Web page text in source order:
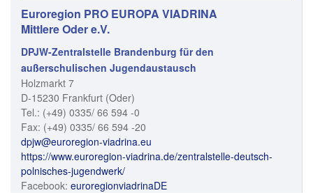
Euroregion PRO EUROPA VIADRINA
Mittlere Oder e.V.
DPJW-Zentralstelle Brandenburg für den
außerschulischen Jugendaustausch
Holzmarkt 7
D-15230 Frankfurt (Oder)
Tel.: (+49) 0335/ 66 594 -0
Fax: (+49) 0335/ 66 594 -20
dpjw@euroregion-viadrina.eu
https://www.euroregion-viadrina.de/zentralstelle-deutsch-
polnisches-jugendwerk/
Facebook: euroregionviadrinaDE